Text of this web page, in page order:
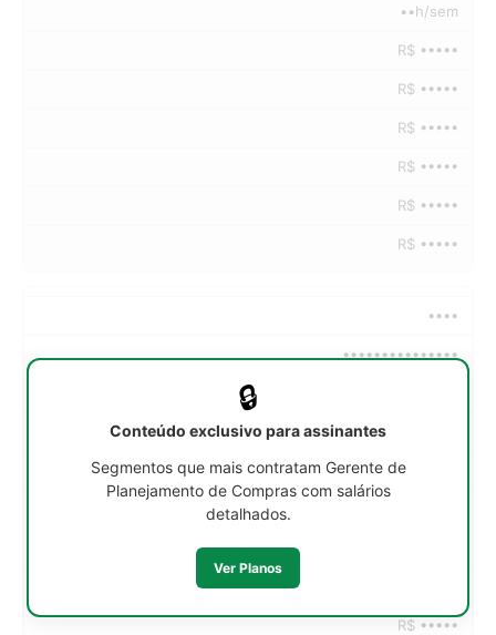
••h/sem
R$ •••••
R$ •••••
R$ •••••
R$ •••••
R$ •••••
R$ •••••
••••
•••••••••••••••
R$ •••••
R$ •••••
🔒
Conteúdo exclusivo para assinantes
Segmentos que mais contratam Gerente de
Planejamento de Compras com salários
detalhados.
Ver Planos